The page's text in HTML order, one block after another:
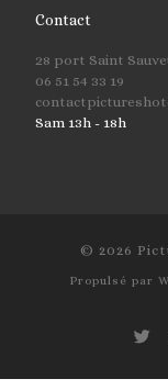
Contact
28 port Saint
06 51 54 33 19
Sam 13h - 18h
© 2026
Propulsé par